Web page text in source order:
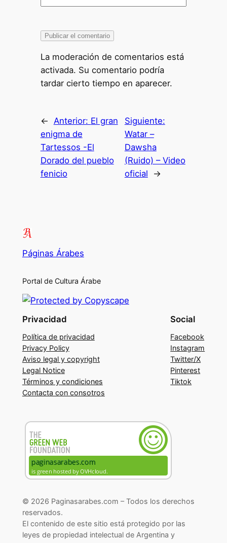
La moderación de comentarios está
activada. Su comentario podría
tardar cierto tiempo en aparecer.
← Anterior: El gran
enigma de
Tartessos -El
Dorado del pueblo
fenicio
Siguiente:
Watar –
Dawsha
(Ruido) – Video
oficial
→
Páginas Árabes
Portal de Cultura Árabe
Privacidad
Política de privacidad
Privacy Policy
Aviso legal y copyright
Legal Notice
Términos y condiciones
Contacta con consotros
Social
Facebook
Instagram
Twitter/X
Pinterest
Tiktok
© 2026 Paginasarabes.com – Todos los derechos
reservados.
El contenido de este sitio está protegido por las
leyes de propiedad intelectual de Argentina y